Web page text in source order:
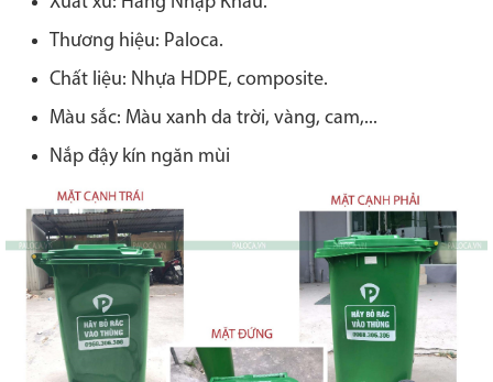
Thương hiệu: Paloca.
Chất liệu: Nhựa HDPE, composite.
Màu sắc: Màu xanh da trời, vàng, cam,...
Nắp đậy kín ngăn mùi